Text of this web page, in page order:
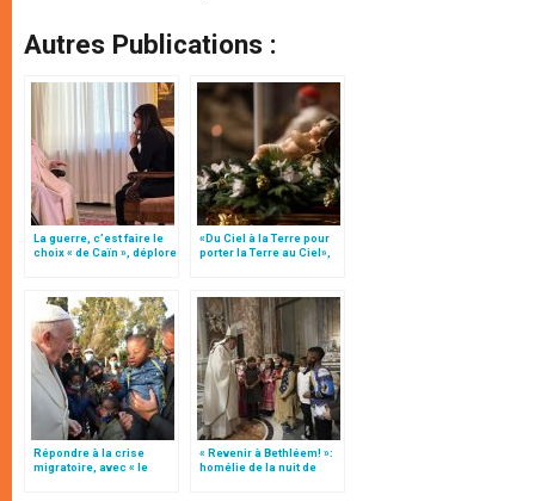
Autres Publications :
La guerre, c’est faire le
choix « de Caïn », déplore
«Du Ciel à la Terre pour
porter la Terre au Ciel»,
Répondre à la crise
migratoire, avec « le
« Revenir à Bethléem! »:
homélie de la nuit de
Noël (texte complet)